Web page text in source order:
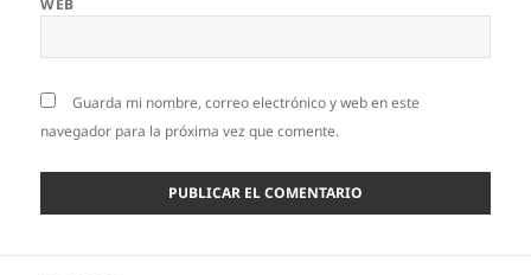
Guarda mi nombre, correo electrónico y web en este
navegador para la próxima vez que comente.